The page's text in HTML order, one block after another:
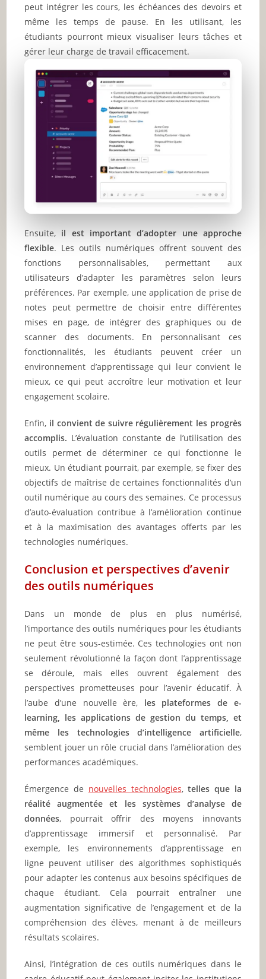
peut intégrer les cours, les échéances des devoirs et
même les temps de pause. En les utilisant, les
étudiants pourront mieux visualiser leurs tâches et
gérer leur charge de travail efficacement.
Ensuite, il est important d’adopter une approche
flexible. Les outils numériques offrent souvent des
fonctions personnalisables, permettant aux
utilisateurs d’adapter les paramètres selon leurs
préférences. Par exemple, une application de prise de
notes peut permettre de choisir entre différentes
mises en page, de intégrer des graphiques ou de
scanner des documents. En personnalisant ces
fonctionnalités, les étudiants peuvent créer un
environnement d’apprentissage qui leur convient le
mieux, ce qui peut accroître leur motivation et leur
engagement scolaire.
Enfin, il convient de suivre régulièrement les progrès
accomplis. L’évaluation constante de l’utilisation des
outils permet de déterminer ce qui fonctionne le
mieux. Un étudiant pourrait, par exemple, se fixer des
objectifs de maîtrise de certaines fonctionnalités d’un
outil numérique au cours des semaines. Ce processus
d’auto-évaluation contribue à l’amélioration continue
et à la maximisation des avantages offerts par les
technologies numériques.
Conclusion et perspectives d’avenir
des outils numériques
Dans un monde de plus en plus numérisé,
l’importance des outils numériques pour les étudiants
ne peut être sous-estimée. Ces technologies ont non
seulement révolutionné la façon dont l’apprentissage
se déroule, mais elles ouvrent également des
perspectives prometteuses pour l’avenir éducatif. À
l’aube d’une nouvelle ère, les plateformes de e-
learning, les applications de gestion du temps, et
même les technologies d’intelligence artificielle,
semblent jouer un rôle crucial dans l’amélioration des
performances académiques.
Émergence de nouvelles technologies,telles que la
réalité augmentée et les systèmes d’analyse de
données, pourrait offrir des moyens innovants
d’apprentissage immersif et personnalisé. Par
exemple, les environnements d’apprentissage en
ligne peuvent utiliser des algorithmes sophistiqués
pour adapter les contenus aux besoins spécifiques de
chaque étudiant. Cela pourrait entraîner une
augmentation significative de l’engagement et de la
compréhension des élèves, menant à de meilleurs
résultats scolaires.
Ainsi, l’intégration de ces outils numériques dans le